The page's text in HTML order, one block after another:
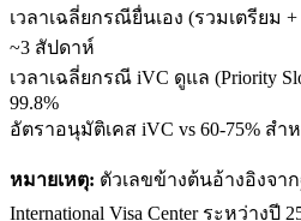
เวลาเฉลี่ยกรณียื่นเอง (รวมเตรียม
~3 สัปดาห์
เวลาเฉลี่ยกรณี iVC ดูแล (Priority
99.8%
อัตราอนุมัติเคส iVC vs 60-75% สำ
หมายเหตุ: ตัวเลขข้างต้นอ้างอิงจ
International Visa Center ระหว่างปี